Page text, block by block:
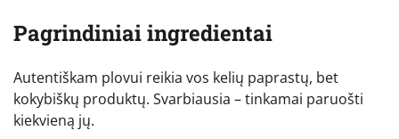
Pagrindiniai ingredientai
Autentiškam plovui reikia vos kelių paprastų, bet
kokybiškų produktų. Svarbiausia – tinkamai paruošti
kiekvieną jų.